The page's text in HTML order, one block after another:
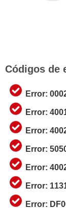
Códigos de
Error:
Error:
Error:
Error:
Error:
Error:
Error: